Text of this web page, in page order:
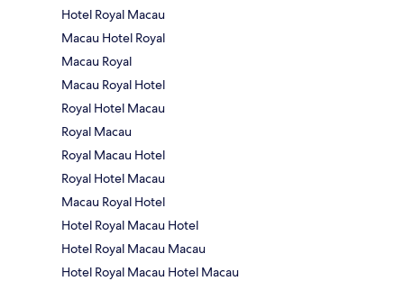
Hotel Royal Macau
Macau Hotel Royal
Macau Royal
Macau Royal Hotel
Royal Hotel Macau
Royal Macau
Royal Macau Hotel
Royal Hotel Macau
Macau Royal Hotel
Hotel Royal Macau Hotel
Hotel Royal Macau Macau
Hotel Royal Macau Hotel Macau